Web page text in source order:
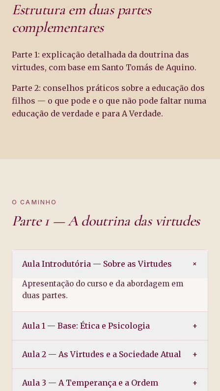
Estrutura em duas partes
complementares
Parte 1: explicação detalhada da doutrina das
virtudes, com base em Santo Tomás de Aquino.
Parte 2: conselhos práticos sobre a educação dos
filhos — o que pode e o que não pode faltar numa
educação de verdade e para A Verdade.
O CAMINHO
Parte 1 — A doutrina das virtudes
Aula Introdutória — Sobre as Virtudes +
Apresentação do curso e da abordagem em
duas partes.
Aula 1 — Base: Ética e Psicologia +
Aula 2 — As Virtudes e a Sociedade Atual +
Aula 3 — A Temperança e a Ordem +